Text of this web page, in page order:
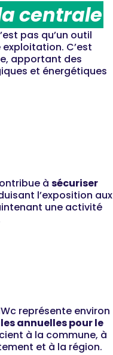
centrale
pas qu’un outil
C’est
apportant des
et énergétiques
à sécuriser
l’exposition aux
une activité
représente environ
annuelles pour le
à la commune, à
et à la région.